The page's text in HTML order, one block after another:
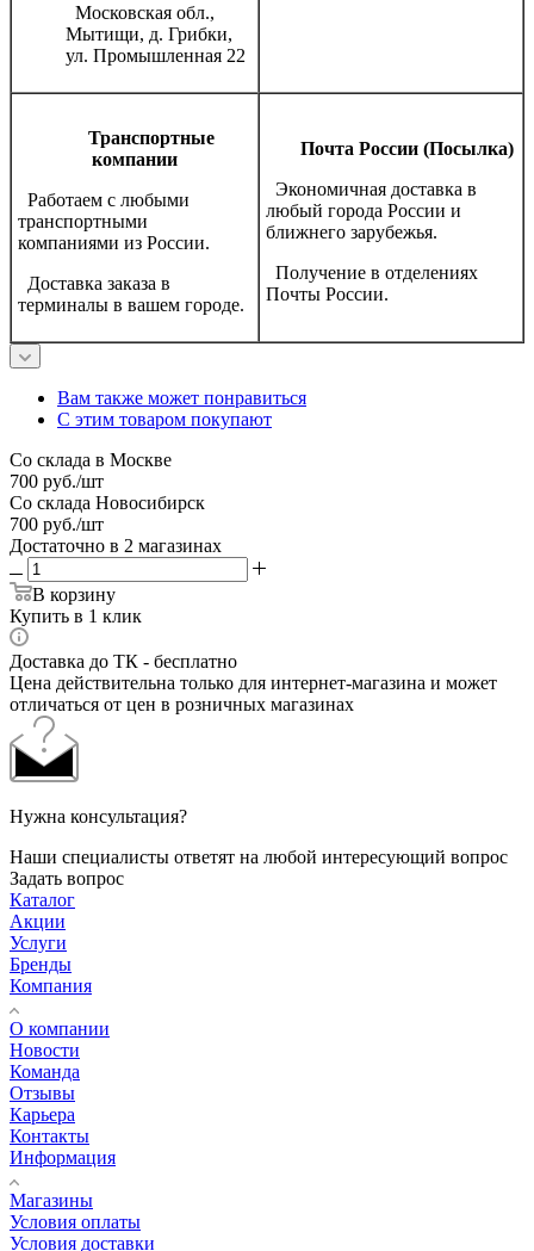
Московская обл.,
Мытищи, д. Грибки,
ул. Промышленная 22
Транспортные
компании
Работаем с любыми
транспортными
компаниями из России.
Доставка заказа в
терминалы в вашем городе.
Почта России (Посылка)
Экономичная доставка в
любый города России и
ближнего зарубежья.
Получение в отделениях
Почты России.
Вам также может понравиться
С этим товаром покупают
Со склада в Москве
700 руб./шт
Со склада Новосибирск
700 руб./шт
Достаточно в 2 магазинах
В корзину
Купить в 1 клик
Доставка до ТК - бесплатно
Цена действительна только для интернет-магазина и может
отличаться от цен в розничных магазинах
Нужна консультация?
Наши специалисты ответят на любой интересующий вопрос
Задать вопрос
Каталог
Акции
Услуги
Бренды
Компания
О компании
Новости
Команда
Отзывы
Карьера
Контакты
Информация
Магазины
Условия оплаты
Условия доставки